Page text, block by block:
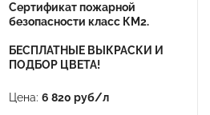
Сертификат пожарной
безопасности класс КМ2.
БЕСПЛАТНЫЕ ВЫКРАСКИ И
ПОДБОР ЦВЕТА!
Цена:6 820 руб/л